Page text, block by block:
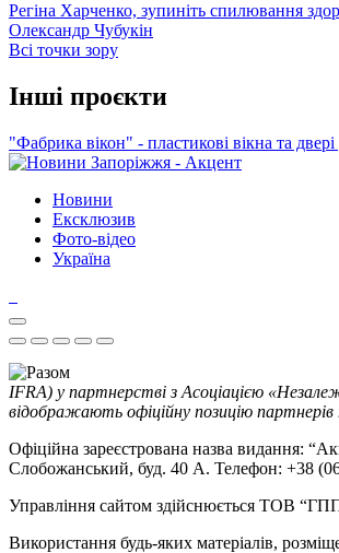
Регіна Харченко, зупиніть спилювання
Олександр Чубукін
Всі точки зору
Інші проєкти
"Фабрика вікон" - пластикові вікна та
Новини
Ексклюзив
Фото-відео
Україна
IFRA) у партнерстві з Асоціацією
відображають офіційну позицію партнерів
Офіційна зареєстрована назва видання:
Слобожанський, буд. 40 А. Телефон: +38
Управління сайтом здійснюється ТОВ
Використання будь-яких матеріалів,